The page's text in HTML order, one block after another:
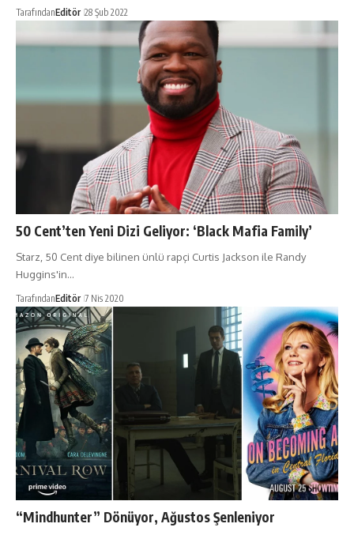
TarafındanEditör 28 Şub 2022
50 Cent’ten Yeni Dizi Geliyor: ‘Black Mafia Family’
Starz, 50 Cent diye bilinen ünlü rapçi Curtis Jackson ile Randy
Huggins'in…
TarafındanEditör 7 Nis 2020
“Mindhunter” Dönüyor, Ağustos Şenleniyor